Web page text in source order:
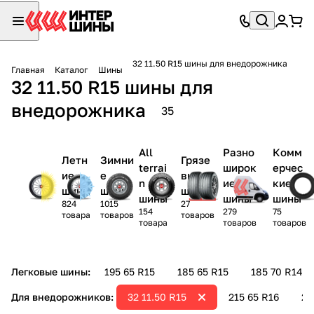
Главная Каталог Шины
32 11.50 R15 шины для внедорожника
32 11.50 R15 шины для
внедорожника
35
Летн
ие
шины
824
товара
Зимни
е
шины
1015
товаров
All
terrai
n
шины
154
товара
Грязе
вые
шины
27
товаров
Разно
широк
ие
шины
279
товаров
Комм
ерчес
кие
шины
75
товаров
Легковые шины: 195 65 R15 185 65 R15 185 70 R14
Для внедорожников: 215 65 R16
32 11.50 R15